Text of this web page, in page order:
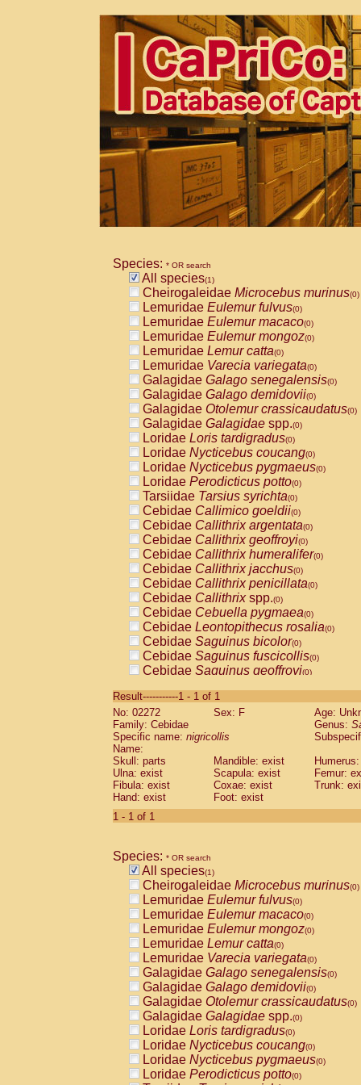
Species: * OR search
All species(1)
Cheirogaleidae Microcebus murinus(0)
Lemuridae Eulemur fulvus(0)
Lemuridae Eulemur macaco(0)
Lemuridae Eulemur mongoz(0)
Lemuridae Lemur catta(0)
Lemuridae Varecia variegata(0)
Galagidae Galago senegalensis(0)
Galagidae Galago demidovii(0)
Galagidae Otolemur crassicaudatus(0)
Galagidae Galagidae spp.(0)
Loridae Loris tardigradus(0)
Loridae Nycticebus coucang(0)
Loridae Nycticebus pygmaeus(0)
Loridae Perodicticus potto(0)
Tarsiidae Tarsius syrichta(0)
Cebidae Callimico goeldii(0)
Cebidae Callithrix argentata(0)
Cebidae Callithrix geoffroyi(0)
Cebidae Callithrix humeralifer(0)
Cebidae Callithrix jacchus(0)
Cebidae Callithrix penicillata(0)
Cebidae Callithrixspp.(0)
Cebidae Cebuella pygmaea(0)
Cebidae Leontopithecus rosalia(0)
Cebidae Saguinus bicolor(0)
Cebidae Saguinus fuscicollis(0)
Cebidae Saguinus geoffroyi(0)
CebidaeSaguinus labiatus(0)
Cebidae Saguinus leucopus (0)
Cebidae
CebidaeSaguinus mystax
Cebidae Saguinus nigricollis (1)
Cebidae Saguinus oedipus
Cebidae Saguinus weddelli
Cebidae Saguinusspp.
Cebidae
CebidaeCebus capucinus
CebidaeCebus nigrivittatus
CebidaeCebus spp.(0)
CebidaeSaimiri boliviensis(0)
CebidaeSaimiri sciureus(0)
AtelidaeAlouatta caraya(0)
AtelidaeAlouatta fusca(0)
AtelidaeAlouatta seniculus(0)
AtelidaeAlouattaspp.(0)
AtelidaeAteles belzebuth(0)
AtelidaeAteles geoffroyi(0)
AtelidaeAteles paniscus(0)
AtelidaeAtelesspp.(0)
AtelidaeLagothrix lagothricha(0)
AtelidaeLagothrix lagothricha cana
PitheciidaeCacajao calvus
Result-----------1 - 1 of 1
No: 02272
Sex: F
Age:
Family: Cebidae
Genus:
Specific name: nigricollis
Name:
Skull: parts
Mandible: exist
Ulna: exist
Scapula: exist
Femur:
Fibula: exist
Coxae: exist
Trunk:
Hand: exist
Foot: exist
1 - 1 of 1
Species: * OR search
All species(1)
Cheirogaleidae Microcebus murinus(0)
Lemuridae Eulemur fulvus(0)
Lemuridae Eulemur macaco(0)
Lemuridae Eulemur mongoz(0)
Lemuridae Lemur catta(0)
Lemuridae Varecia variegata(0)
Galagidae Galago senegalensis(0)
Galagidae Galago demidovii(0)
Galagidae Otolemur crassicaudatus(0)
Galagidae Galagidae spp.(0)
Loridae Loris tardigradus(0)
Loridae Nycticebus coucang(0)
Loridae Nycticebus pygmaeus(0)
Loridae Perodicticus potto(0)